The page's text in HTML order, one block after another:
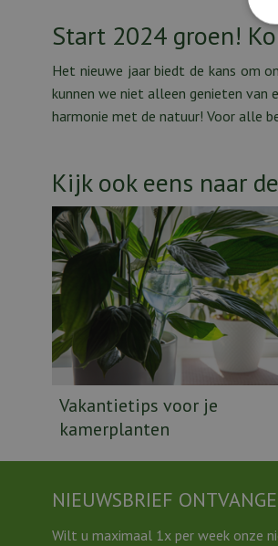
Start 2024 groen!
Het nieuwe jaar biedt de kans om
kunnen we niet alleen genieten van
harmonie met de natuur! Voor alle
Kijk ook eens naar
Vakantietips voor je
kamerplanten
NIEUWSBRIEF
Wilt u maximaal 1x per week onze